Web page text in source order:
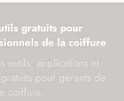
gratuits pour
de la coiffure
outils, applications et
pour gérants de
coiffure